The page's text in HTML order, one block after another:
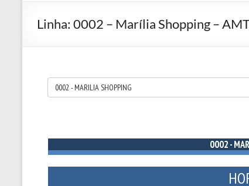
Linha: 0002 – Marília Shopping –